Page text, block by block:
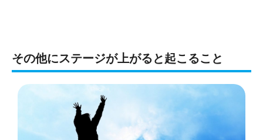
その他にステージが上がると起こること